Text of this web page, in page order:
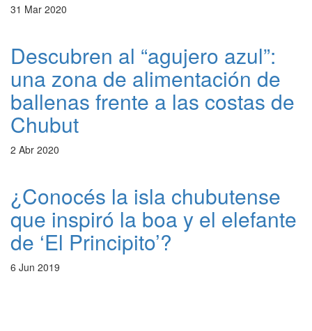
31 Mar 2020
Descubren al “agujero azul”:
una zona de alimentación de
ballenas frente a las costas de
Chubut
2 Abr 2020
¿Conocés la isla chubutense
que inspiró la boa y el elefante
de ‘El Principito’?
6 Jun 2019